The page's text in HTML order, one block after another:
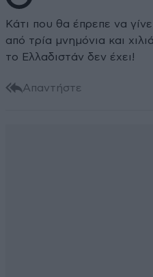
Κάτι που θα έπρεπε να
από τρία μνημόνια και
το Ελλαδιστάν δεν έχει!
Απαντήστε